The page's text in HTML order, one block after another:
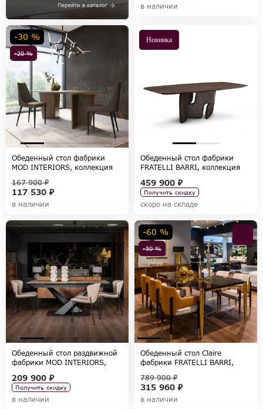
в наличии
-20 %
-30 %
Обеденный стол фабрики
MOD INTERIORS, коллекция
117 530 ₽
167 900 ₽
в наличии
Новинка
Обеденный стол фабрики
FRATELLI BARRI, коллекция
459 900 ₽
Получить скидку
скоро на складе
Обеденный стол раздвижной
фабрики MOD INTERIORS,
209 900 ₽
Получить скидку
в наличии
-50 %
-60 %
Обеденный стол Claire
фабрики FRATELLI BARRI,
315 960 ₽
789 900 ₽
в наличии